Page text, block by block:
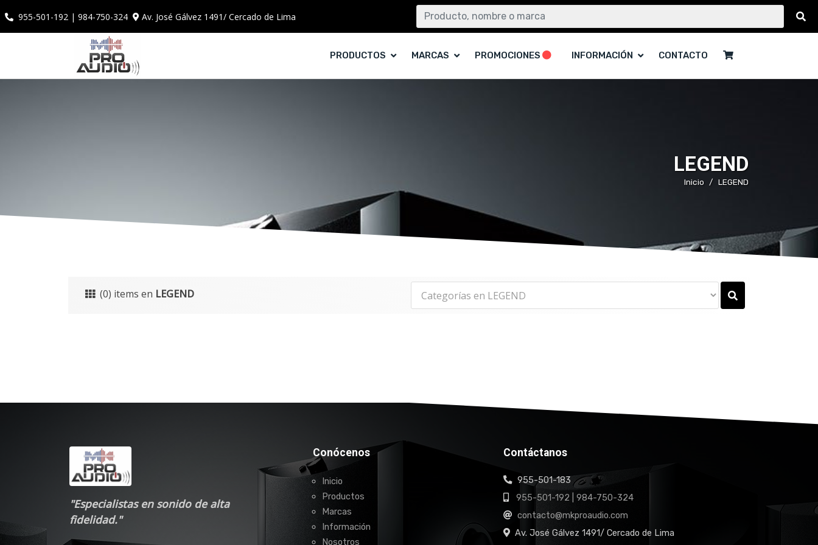
955-501-192 | 984-750-324 Av. José Gálvez 1491/ Cercado de Lima
PRODUCTOS MARCAS PROMOCIONES INFORMACIÓN CONTACTO
LEGEND
Inicio LEGEND
(0) items en LEGEND
"Especialistas en sonido de alta
fidelidad."
Conócenos
Inicio
Productos
Marcas
Información
Nosotros
Contáctanos
955-501-183
955-501-192 | 984-750-324
contacto@mkproaudio.com
Av. José Gálvez 1491/ Cercado de Lima